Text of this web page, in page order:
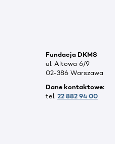
Fundacja DKMS
ul. Altowa 6/9
02-386 Warszawa
Dane kontaktowe:
tel. 22 882 94 00